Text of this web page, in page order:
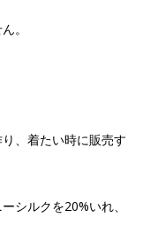
。
、着たい時に販売す
シルクを20%いれ、